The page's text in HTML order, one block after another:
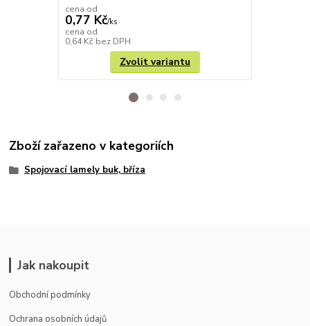
cena od
0,77 Kč/ks
cena od
0,64 Kč bez DPH
Zvolit variantu
Zboží zařazeno v kategoriích
Spojovací lamely buk, bříza
Jak nakoupit
Obchodní podmínky
Ochrana osobních údajů